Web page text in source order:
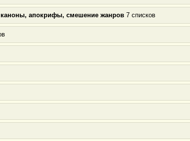
апокрифы, смешение жанров 7 списков